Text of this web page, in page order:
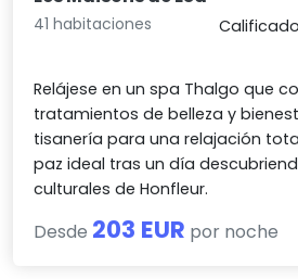
41 habitaciones
Relájese en un spa Thalgo que
tratamientos de belleza y
tisanería para una relajación
paz ideal tras un día
culturales de Honfleur.
Desde 203 EUR por noche